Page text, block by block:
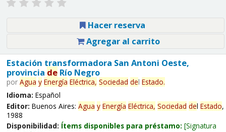
Hacer reserva
Agregar al carrito
Estación transformadora San Antoni Oeste,
provincia deRío Negro
por Agua y Energía Eléctrica, Sociedad del Estado.
Idioma: Español
Editor: Buenos Aires: Agua y Energía Eléctrica, Sociedad del Estado,
1988
Disponibilidad: Ítems disponibles para préstamo: Signatura